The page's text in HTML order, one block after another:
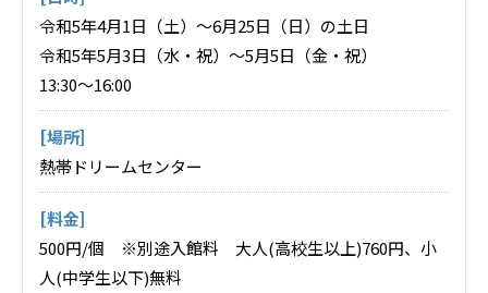
令和5年4月1日（土）～6月25日（日）の土日
令和5年5月3日（水・祝）～5月5日（金・祝）
13:30～16:00
[場所]
熱帯ドリームセンター
[料金]
500円/個 ※別途入館料 大人(高校生以上)760円、小
人(中学生以下)無料